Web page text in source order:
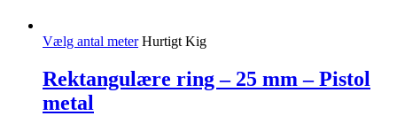
Vælg antal meter Hurtigt Kig
Rektangulære ring – 25 mm – Pistol
metal